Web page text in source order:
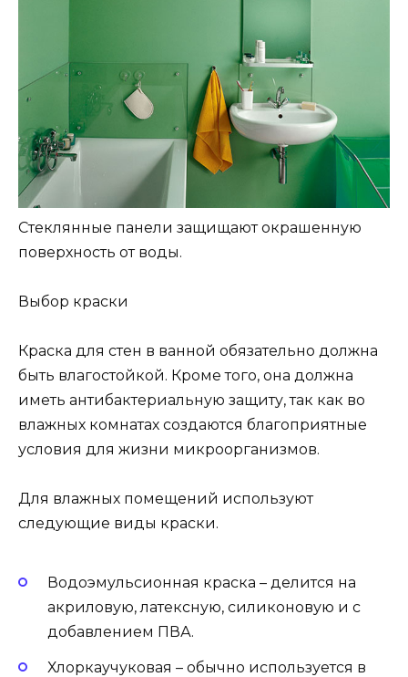
Стеклянные панели защищают окрашенную
поверхность от воды.
Выбор краски
Краска для стен в ванной обязательно должна
быть влагостойкой. Кроме того, она должна
иметь антибактериальную защиту, так как во
влажных комнатах создаются благоприятные
условия для жизни микроорганизмов.
Для влажных помещений используют
следующие виды краски.
Водоэмульсионная краска – делится на
акриловую, латексную, силиконовую и с
добавлением ПВА.
Хлоркаучуковая – обычно используется в